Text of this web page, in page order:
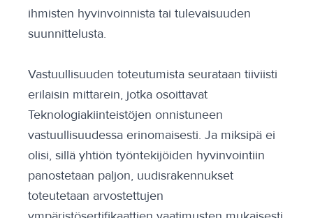
ihmisten hyvinvoinnista tai tulevaisuuden
suunnittelusta.
Vastuullisuuden toteutumista seurataan tiiviisti
erilaisin mittarein, jotka osoittavat
Teknologiakiinteistöjen onnistuneen
vastuullisuudessa erinomaisesti. Ja miksipä ei
olisi, sillä yhtiön työntekijöiden hyvinvointiin
panostetaan paljon, uudisrakennukset
toteutetaan arvostettujen